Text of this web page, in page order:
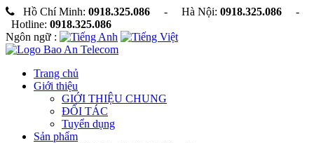
Hồ Chí Minh: 0918.325.086 - Hà Nội: 0918.325.086 -
Hotline: 0918.325.086
Ngôn ngữ :
Trang chủ
Giới thiệu
GIỚI THIỆU CHUNG
ĐỐI TÁC
Tuyển dụng
Sản phẩm